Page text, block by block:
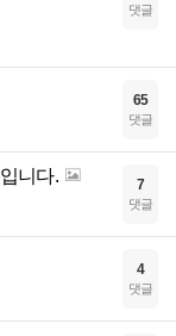
댓글
65
댓글
니다. 7
댓글
4
댓글